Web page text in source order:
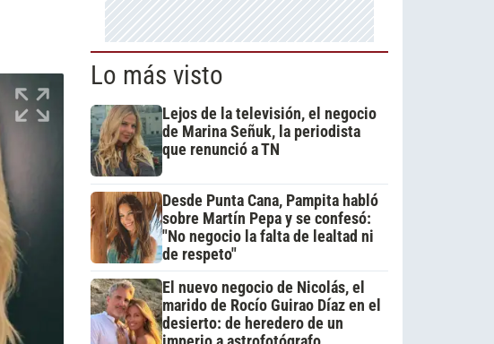
Lo más visto
Lejos de la televisión, el negocio
de Marina Señuk, la periodista
que renunció a TN
Desde Punta Cana, Pampita habló
sobre Martín Pepa y se confesó:
"No negocio la falta de lealtad ni
de respeto"
El nuevo negocio de Nicolás, el
marido de Rocío Guirao Díaz en el
desierto: de heredero de un